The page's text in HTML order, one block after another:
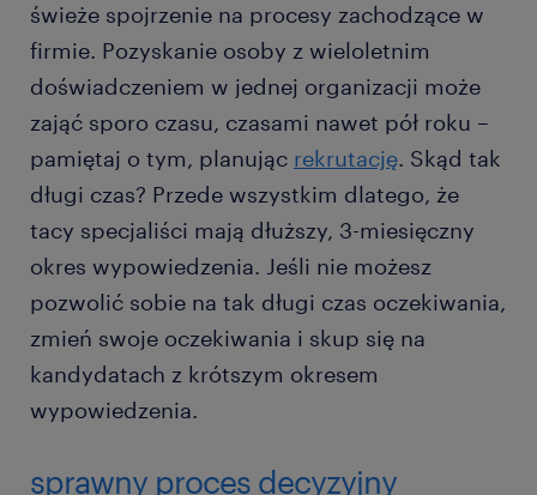
świeże spojrzenie na procesy zachodzące w
firmie. Pozyskanie osoby z wieloletnim
doświadczeniem w jednej organizacji może
zająć sporo czasu, czasami nawet pół roku –
pamiętaj o tym, planując rekrutację. Skąd tak
długi czas? Przede wszystkim dlatego, że
tacy specjaliści mają dłuższy, 3-miesięczny
okres wypowiedzenia. Jeśli nie możesz
pozwolić sobie na tak długi czas oczekiwania,
zmień swoje oczekiwania i skup się na
kandydatach z krótszym okresem
wypowiedzenia.
sprawny proces decyzyjny